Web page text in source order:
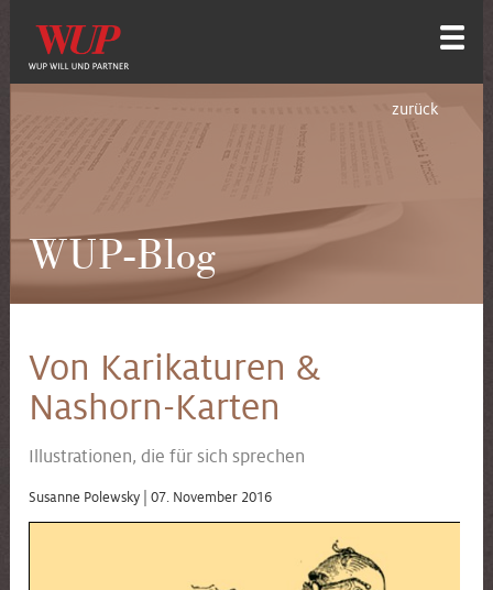
WUP-Blog
zurück
Von Karikaturen &
Nashorn-Karten
Illustrationen, die für sich sprechen
Susanne Polewsky |07. November 2016